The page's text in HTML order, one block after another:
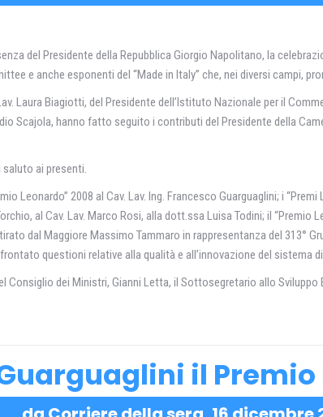
del Presidente della Repubblica Giorgio Napolitano, la
e anche esponenti del “Made in Italy” che, nei diversi campi,
Laura Biagiotti, del Presidente dell’Istituto Nazionale per il
Scajola, hanno fatto seguito i contributi del Presidente della
saluto ai presenti.
Leonardo” 2008 al Cav. Lav. Ing. Francesco Guarguaglini; i
al Cav. Lav. Marco Rosi, alla dott.ssa Luisa Todini; il “Premio
dal Maggiore Massimo Tammaro in rappresentanza del 313°
questioni relative alla qualità e all’innovazione del sistema
dei Ministri, Gianni Letta, il Sottosegretario allo
il Premio